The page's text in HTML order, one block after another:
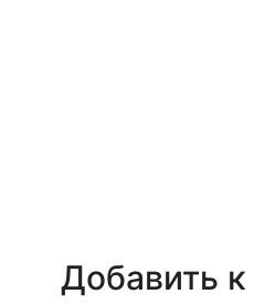
Добавить к